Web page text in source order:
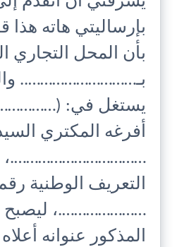
بإرساليتي هاته هذا
بأن المحل التجاري
بـ………………………..
يستغل في:
أفرغه المكتري
…………………………….،
التعريف الوطنية
………………….، ليصبح
المذكور عنوانه أعلاه